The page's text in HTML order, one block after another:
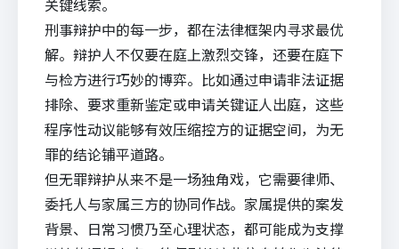
关键线索。
刑事辩护中的每一步，都在法律框架内寻求最优
解。辩护人不仅要在庭上激烈交锋，还要在庭下
与检方进行巧妙的博弈。比如通过申请非法证据
排除、要求重新鉴定或申请关键证人出庭，这些
程序性动议能够有效压缩控方的证据空间，为无
罪的结论铺平道路。
但无罪辩护从来不是一场独角戏，它需要律师、
委托人与家属三方的协同作战。家属提供的案发
背景、日常习惯乃至心理状态，都可能成为支撑